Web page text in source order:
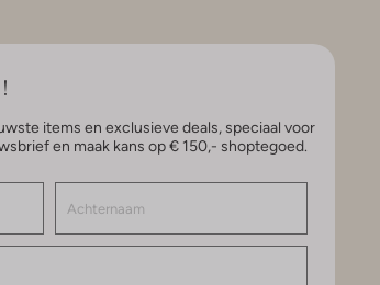
items en exclusieve deals, speciaal voor
en maak kans op € 150,- shoptegoed.